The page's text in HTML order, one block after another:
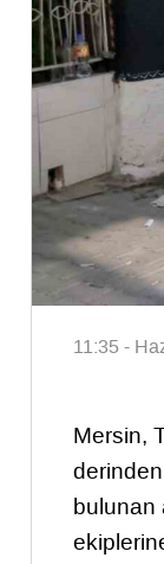
11:35 -
Mersin,
bulunan